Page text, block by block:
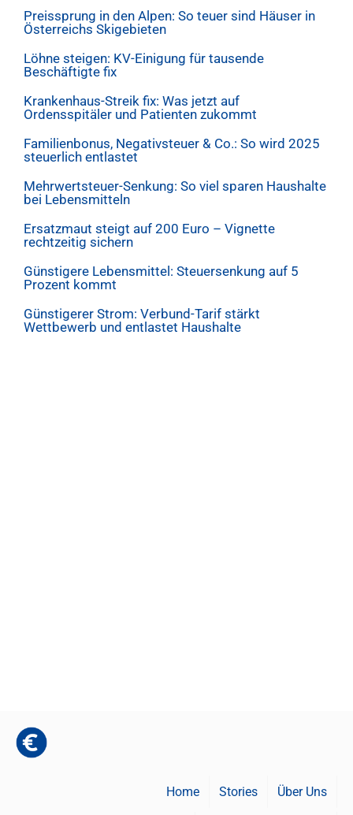
Preissprung in den Alpen: So teuer sind Häuser in
Österreichs Skigebieten
Löhne steigen: KV-Einigung für tausende
Beschäftigte fix
Krankenhaus-Streik fix: Was jetzt auf
Ordensspitäler und Patienten zukommt
Familienbonus, Negativsteuer & Co.: So wird 2025
steuerlich entlastet
Mehrwertsteuer-Senkung: So viel sparen Haushalte
bei Lebensmitteln
Ersatzmaut steigt auf 200 Euro – Vignette
rechtzeitig sichern
Günstigere Lebensmittel: Steuersenkung auf 5
Prozent kommt
Günstigerer Strom: Verbund-Tarif stärkt
Wettbewerb und entlastet Haushalte
Home Stories Über Uns